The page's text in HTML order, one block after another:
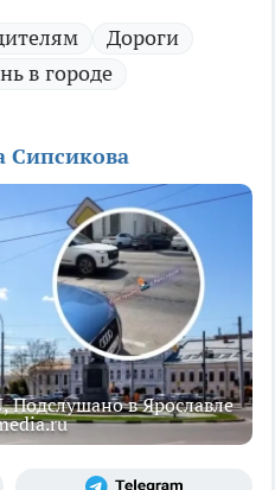
Дороги
в городе
Сипсикова
Подслушано в Ярославле